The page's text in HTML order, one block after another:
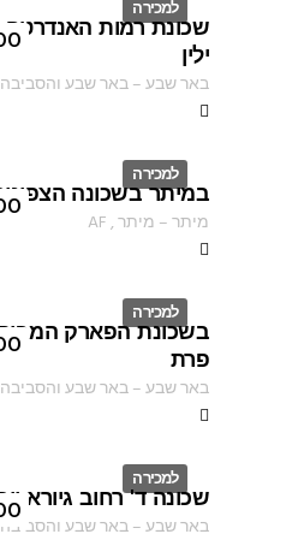
למכירה
ID
שכונת רמות האנדרטה
ילין
באר שבע–באר שבע והסביבה
למכירה
ID
במיתר בשכונה
מיתר– מיתר,
AF
למכירה
ID
בשכונת הפארק
פרת
באר שבע–באר שבע והסביבה
למכירה
ID
שכונה ד' רחוב גיורא
באר שבע–באר שבע והסביבה